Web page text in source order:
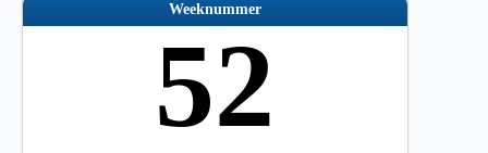
Weeknummer
52